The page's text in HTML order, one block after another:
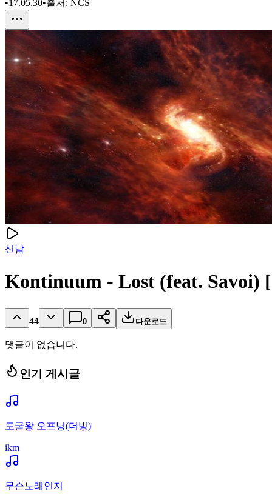
•17.05.30•출처: NCS
신남
Kontinuum - Lost (feat. Savoi)
44 0 다운로드
댓글이 없습니다.
인기 게시글
도굴왕 오프닝(더빙)
ikm
무슨노래인지